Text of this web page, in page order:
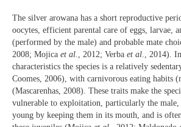
The silver arowana has a short reproductive
oocytes, efficient parental care of eggs, larvae,
(performed by the male) and probable mate
2008; Mojica et al., 2012; Verba et al., 2014).
characteristics the species is a relatively
Coomes, 2006), with carnivorous eating habits
(Mascarenhas, 2008). These traits make the
vulnerable to exploitation, particularly the male,
young by keeping them in its mouth, and is